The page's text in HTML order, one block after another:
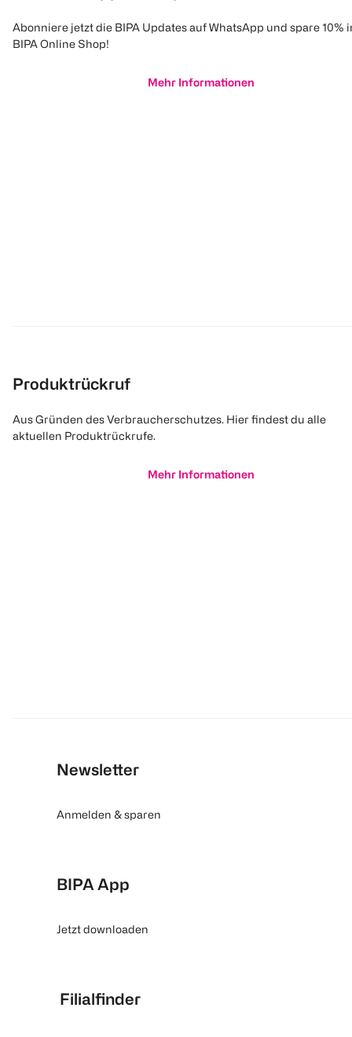
Abonniere jetzt die BIPA Updates auf WhatsApp und spare 10%
BIPA Online Shop!
Mehr Informationen
Produktrückruf
Aus Gründen des Verbraucherschutzes. Hier findest du alle
aktuellen Produktrückrufe.
Mehr Informationen
Newsletter
Anmelden & sparen
BIPA App
Jetzt downloaden
Filialfinder